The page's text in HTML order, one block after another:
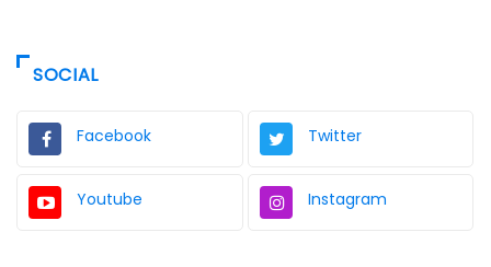
SOCIAL
Facebook Twitter
Youtube Instagram